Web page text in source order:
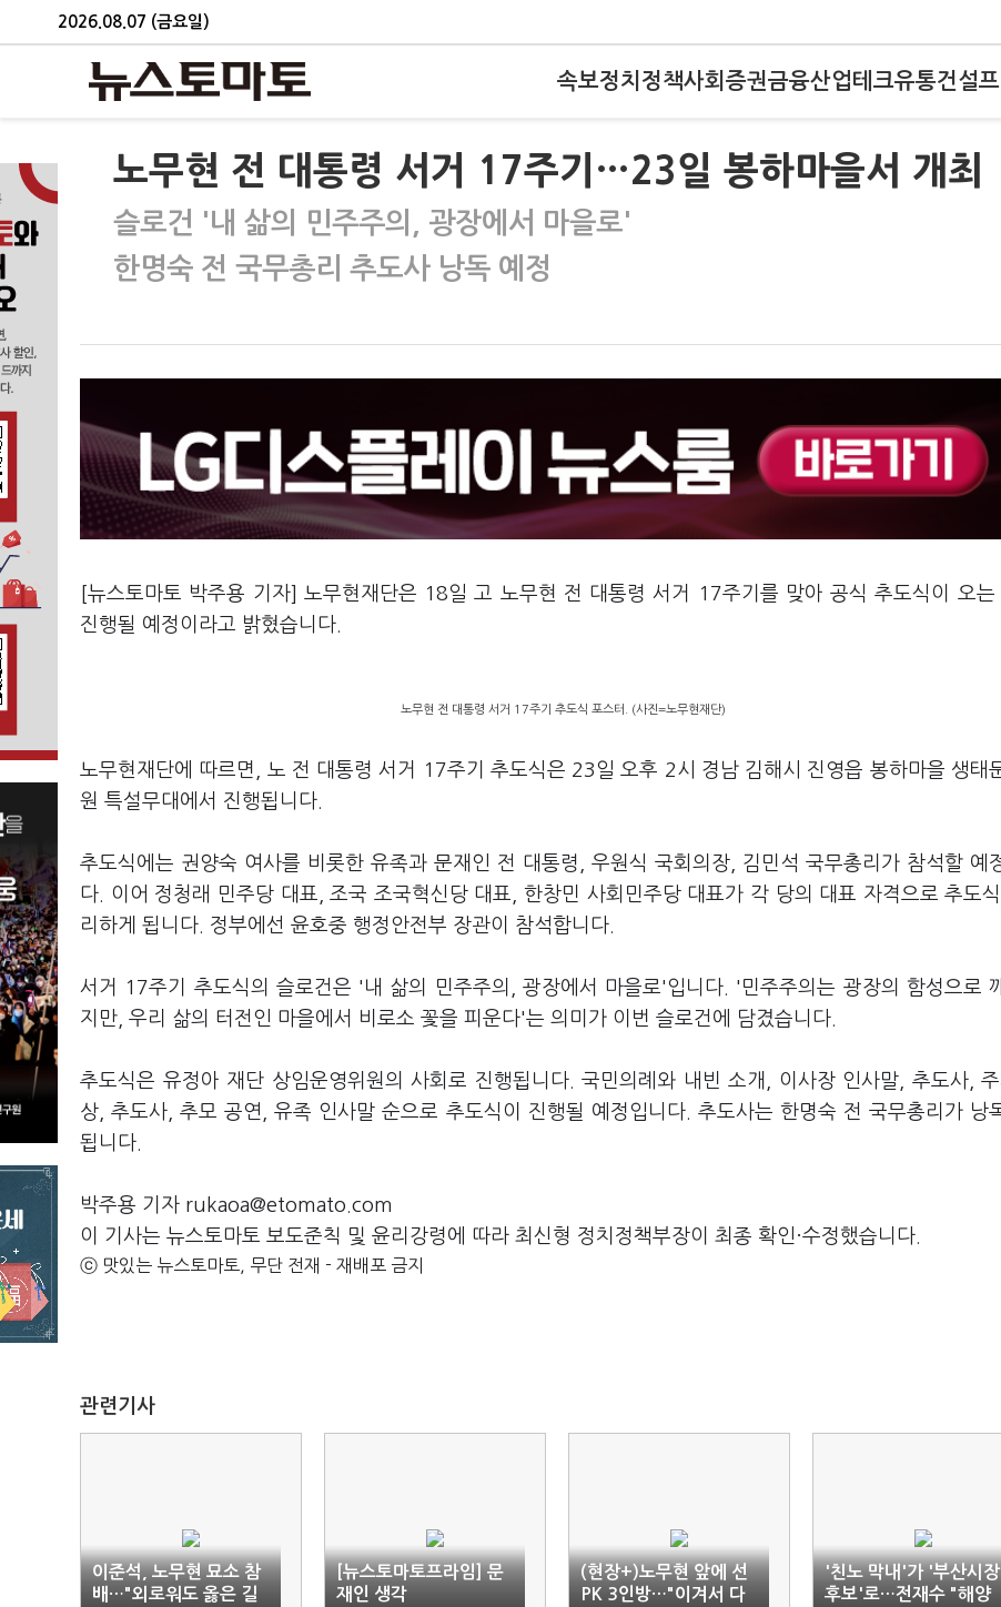
2026.08.07 (금요일)
속보정치 정책사회 증권금융산업테크유통건설
노무현 전 대통령 서거 17주기…23일 봉하마을서 개최
슬로건 '내 삶의 민주주의, 광장에서 마을로'
한명숙 전 국무총리 추도사 낭독 예정
[뉴스토마토 박주용 기자] 노무현재단은 18일 고 노무현 전 대통령 서거 17주기를 맞아 공식 추도식이 오는
진행될 예정이라고 밝혔습니다.
노무현 전 대통령 서거 17주기 추도식 포스터. (사진=노무현재단)
노무현재단에 따르면, 노 전 대통령 서거 17주기 추도식은 23일 오후 2시 경남 김해시 진영읍 봉하마을 생태
원 특설무대에서 진행됩니다.
추도식에는 권양숙 여사를 비롯한 유족과 문재인 전 대통령, 우원식 국회의장, 김민석 국무총리가 참석할 예
다. 이어 정청래 민주당 대표, 조국 조국혁신당 대표, 한창민 사회민주당 대표가 각 당의 대표 자격으로 추도
리하게 됩니다. 정부에선 윤호중 행정안전부 장관이 참석합니다.
서거 17주기 추도식의 슬로건은 '내 삶의 민주주의, 광장에서 마을로'입니다. '민주주의는 광장의 함성으로
지만, 우리 삶의 터전인 마을에서 비로소 꽃을 피운다'는 의미가 이번 슬로건에 담겼습니다.
추도식은 유정아 재단 상임운영위원의 사회로 진행됩니다. 국민의례와 내빈 소개, 이사장 인사말, 추도사,
상, 추도사, 추모 공연, 유족 인사말 순으로 추도식이 진행될 예정입니다. 추도사는 한명숙 전 국무총리가 낭
됩니다.
박주용 기자 rukaoa@etomato.com
이 기사는 뉴스토마토 보도준칙 및 윤리강령에 따라 최신형 정치정책부장이 최종 확인·수정했습니다.
ⓒ 맛있는 뉴스토마토, 무단 전재 - 재배포 금지
관련기사
이준석, 노무현 묘소 참
배…"외로워도 옳은 길
[뉴스토마토프라임] 문
재인 생각
(현장+)노무현 앞에 선
PK 3인방…"이겨서 다
'친노 막내'가 '부산시장
후보'로…전재수 "해양